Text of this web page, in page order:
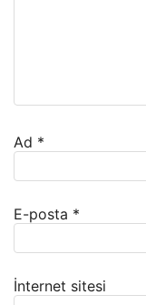
Ad *
E-posta *
İnternet sitesi